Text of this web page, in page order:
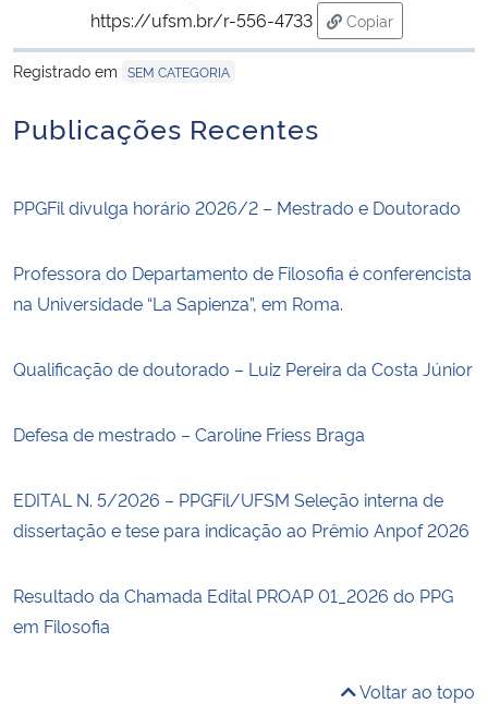
https://ufsm.br/r-556-4733
Copiar
para área de
Registrado em SEM CATEGORIA
Publicações Recentes
PPGFil divulga horário 2026/2 – Mestrado e Doutorado
Professora do Departamento de Filosofia é conferencista
na Universidade “La Sapienza”, em Roma.
Qualificação de doutorado – Luiz Pereira da Costa Júnior
Defesa de mestrado – Caroline Friess Braga
EDITAL N. 5/2026 – PPGFil/UFSM Seleção interna de
dissertação e tese para indicação ao Prêmio Anpof 2026
Resultado da Chamada Edital PROAP 01_2026 do PPG
em Filosofia
Voltar ao topo